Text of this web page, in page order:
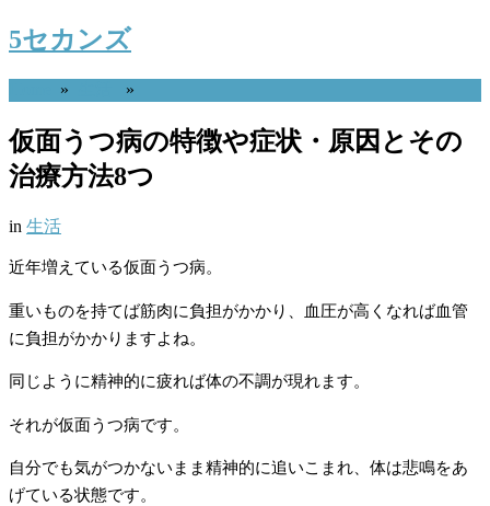
5セカンズ
» »
仮面うつ病の特徴や症状・原因とその
治療方法8つ
in 生活
近年増えている仮面うつ病。
重いものを持てば筋肉に負担がかかり、血圧が高くなれば血管
に負担がかかりますよね。
同じように精神的に疲れば体の不調が現れます。
それが仮面うつ病です。
自分でも気がつかないまま精神的に追いこまれ、体は悲鳴をあ
げている状態です。